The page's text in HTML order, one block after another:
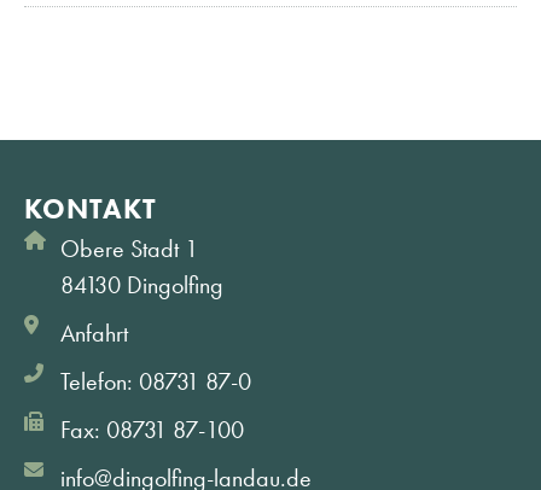
KONTAKT
Obere Stadt 1
84130 Dingolfing
Anfahrt
Telefon: 08731 87-0
Fax: 08731 87-100
info@dingolfing-landau.de